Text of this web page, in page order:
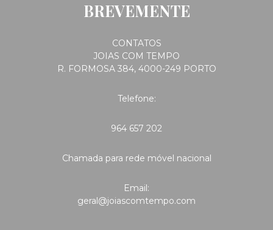
BREVEMENTE
CONTATOS
JOIAS COM TEMPO
R. FORMOSA 384, 4000-249 PORTO
Telefone:
964 657 202
Chamada para rede móvel nacional
Email:
geral@joiascomtempo.com